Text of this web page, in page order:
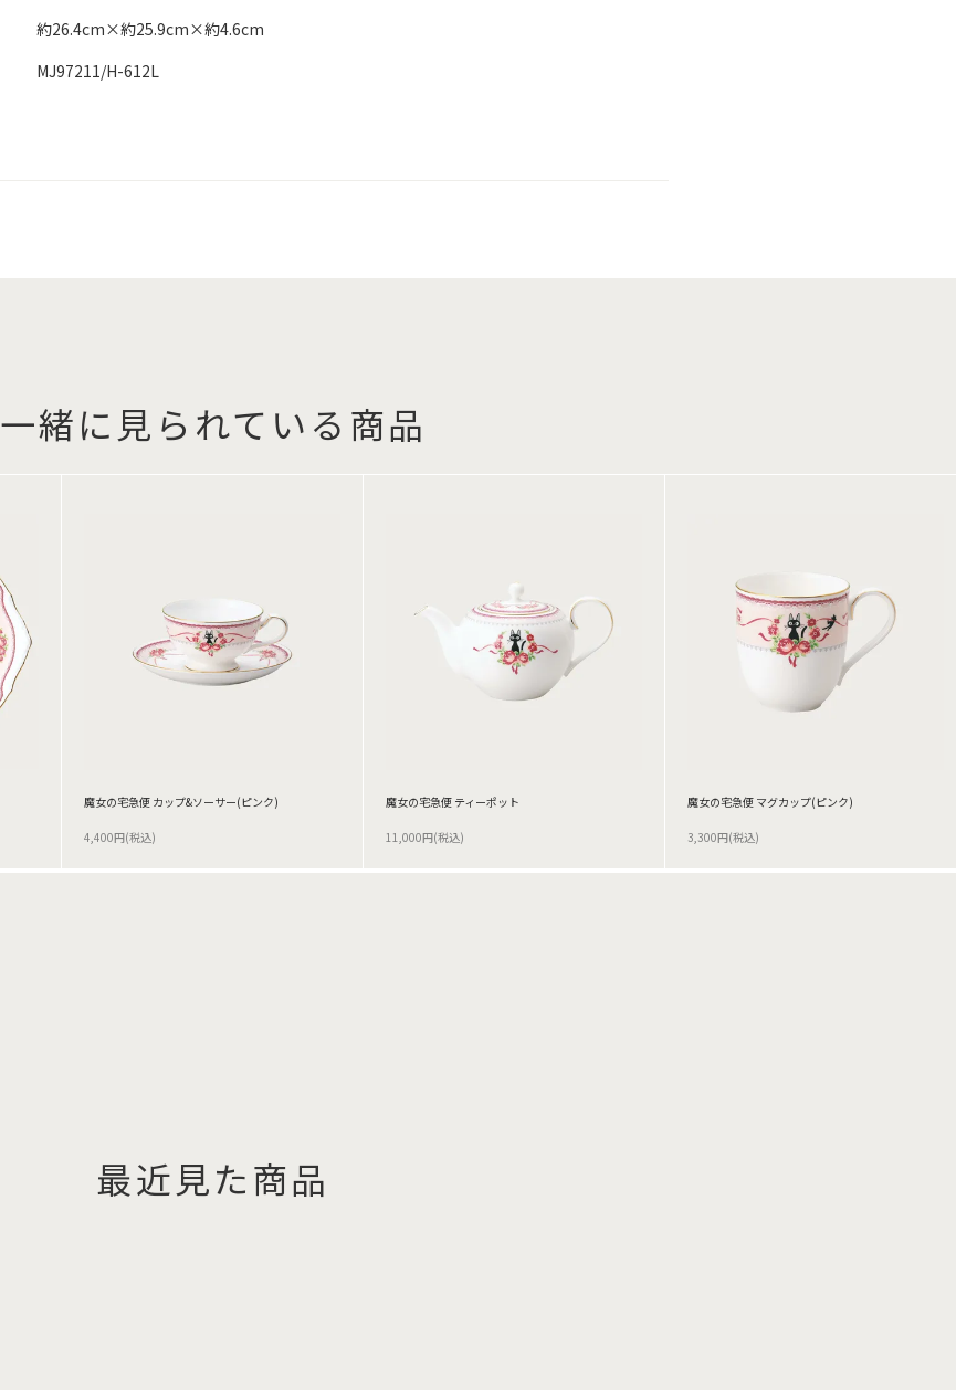
約26.4cm×約25.9cm×約4.6cm
MJ97211/H-612L
一緒に見られている商品
魔女の宅急便 カップ&ソーサー(ピンク)
4,400円(税込)
魔女の宅急便 ティーポット
11,000円(税込)
魔女の宅急便 マグカップ(ピンク)
3,300円(税込)
最近見た商品